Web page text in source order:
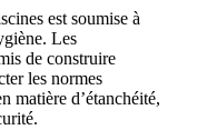
est soumise à
Les
de construire
les normes
matière d’étanchéité,